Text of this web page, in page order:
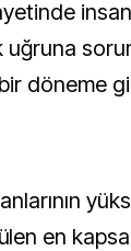
uğruna
döneme
en